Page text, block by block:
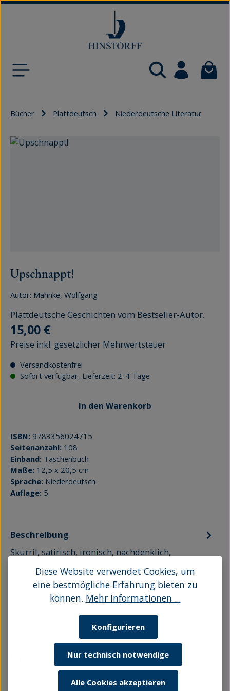
Bücher Plattdeutsch Niederdeutsche Literatur
Bildergalerie überspringen
Upschnappt!
Autor: Mahnke, Wolfgang
Plattdeutsche Geschichten vom Bestseller-Autor.
Regulärer Preis:
15,00 €
Preise inkl. gesetzlicher Mehrwertsteuer
Versandkostenfrei
Sofort verfügbar, Lieferzeit: 2-4 Tage
In den Warenkorb
ISBN: 9783356024715
Seitenanzahl: 108
Einband: Taschenbuch
Maße: 12,5 x 20,5 cm
Sprache: Niederdeutsch
Auflage: 5
Beschreibung
Skurril, satirisch, ironisch, nachdenklich,
mit seinen großen und kleinen Schw…Mehr
Bewertungen
Produktgalerie überspringen
Unsere Empfehlungen
Diese Website verwendet Cookies, um
eine bestmögliche Erfahrung bieten zu
können. Mehr Informationen ...
Nur technisch notwendige
Konfigurieren
Alle Cookies akzeptieren